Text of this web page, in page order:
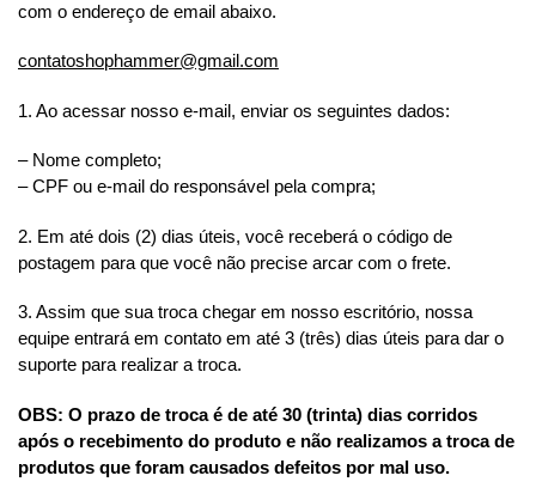
com o endereço de email abaixo.
contatoshophammer@gmail.com
1. Ao acessar nosso e-mail, enviar os seguintes dados:
– Nome completo;
– CPF ou e-mail do responsável pela compra;
2. Em até dois (2) dias úteis, você receberá o código de
postagem para que você não precise arcar com o frete.
3. Assim que sua troca chegar em nosso escritório, nossa
equipe entrará em contato em até 3 (três) dias úteis para dar o
suporte para realizar a troca.
OBS: O prazo de troca é de até 30 (trinta) dias corridos
após o recebimento do produto e não realizamos a troca de
produtos que foram causados defeitos por mal uso.